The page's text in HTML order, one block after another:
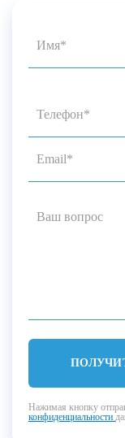
Нажимая кнопку
конфиденциальности